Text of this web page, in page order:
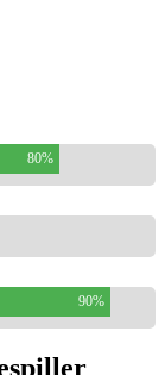
80%
90%